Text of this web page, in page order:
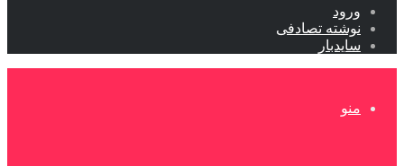
ورود
نوشته تصادفی
سایدبار
منو